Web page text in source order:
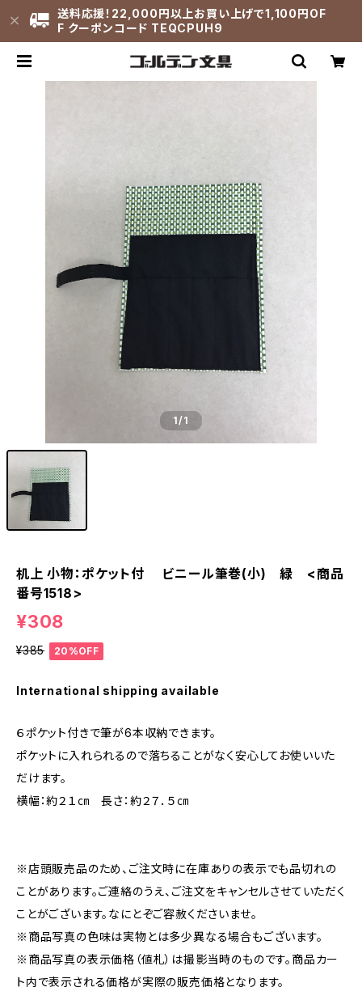
送料応援！22,000円以上お買い上げで1,100円OF
F クーポンコード TEQCPUH9
1/1
机上 小物：ポケット付 ビニール筆巻(小) 緑 <商品
番号1518>
¥308
¥385 20%OFF
International shipping available
６ポケット付きで筆が6本収納できます。
ポケットに入れられるので落ちることがなく安心してお使いいた
だけます。
横幅：約２１㎝ 長さ：約２７．５㎝
※店頭販売品のため、ご注文時に在庫ありの表示でも品切れの
ことがあります。ご連絡のうえ、ご注文をキャンセルさせていただく
ことがございます。なにとぞご容赦くださいませ。
※商品写真の色味は実物とは多少異なる場合もございます。
※商品写真の表示価格（値札）は撮影当時のものです。商品カー
ト内で表示される価格が実際の販売価格となります。